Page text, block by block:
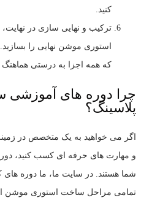
کنید.
ترکیب و نهایی سازی در نهایت،
استوری موشن نهایی را
که همه اجزا به درستی
چرا دوره های
پلاسینگ؟
اگر می خواهید به یک متخصص در
و مهارت های حرفه ای کسب کنید،
شما هستند. در سایت ما، ما دوره
تمامی مراحل ساخت استوری موشن از